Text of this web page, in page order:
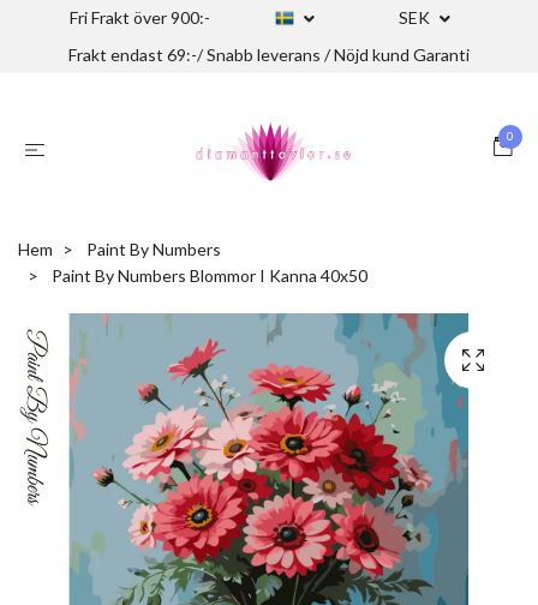
Fri Frakt över 900:-
SEK
Frakt endast 69:-/ Snabb leverans / Nöjd kund Garanti
0
Hem
Paint By Numbers
Paint By Numbers Blommor I Kanna 40x50